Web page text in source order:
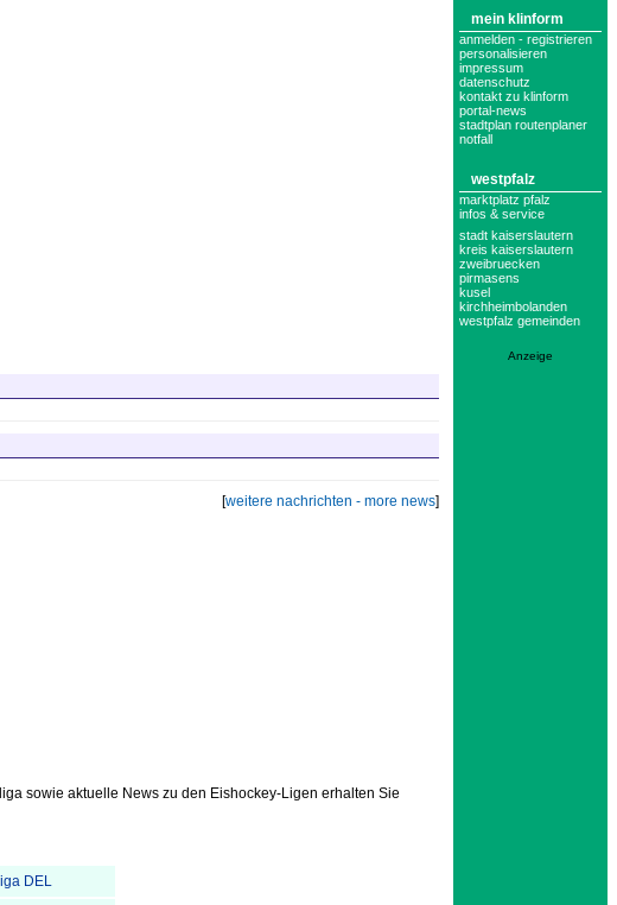
[weitere nachrichten - more news]
sowie aktuelle News zu den Eishockey-Ligen erhalten Sie
DEL
mein klinform
anmelden - registrieren
personalisieren
impressum
datenschutz
kontakt zu klinform
portal-news
stadtplan routenplaner
notfall
westpfalz
marktplatz pfalz
infos & service
stadt kaiserslautern
kreis kaiserslautern
zweibruecken
pirmasens
kusel
kirchheimbolanden
westpfalz gemeinden
Anzeige